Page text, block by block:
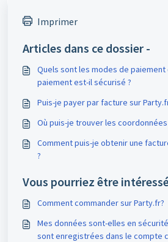
Imprimer
Articles dans ce dossier -
Quels sont les modes de
paiement est-il sécurisé ?
Puis-je payer par facture sur
Où puis-je trouver les
Comment puis-je obtenir une
?
Vous pourriez être
Comment commander sur Party.fr?
Mes données sont-elles en
sont enregistrées dans le compte